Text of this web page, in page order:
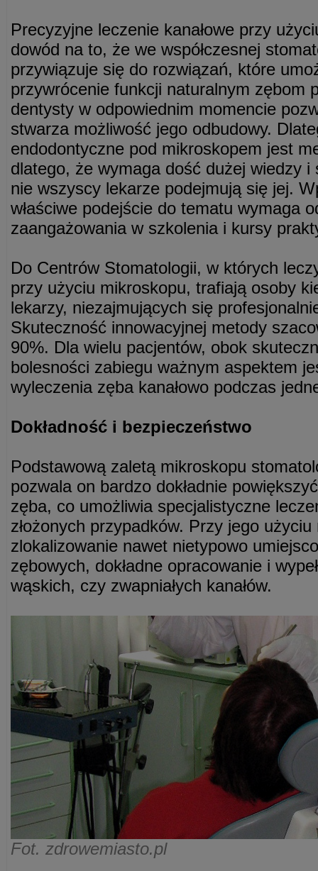
Precyzyjne leczenie kanałowe przy
dowód na to, że we współczesnej
przywiązuje się do rozwiązań, które
przywrócenie funkcji naturalnym zębom
dentysty w odpowiednim momencie
stwarza możliwość jego odbudowy.
endodontyczne pod mikroskopem jest
dlatego, że wymaga dość dużej wiedzy i
nie wszyscy lekarze podejmują się jej.
właściwe podejście do tematu wymaga
zaangażowania w szkolenia i kursy
Do Centrów Stomatologii, w których
przy użyciu mikroskopu, trafiają osoby
lekarzy, niezajmujących się
Skuteczność innowacyjnej metody
90%. Dla wielu pacjentów, obok
bolesności zabiegu ważnym aspektem
wyleczenia zęba kanałowo podczas
Dokładność i bezpieczeństwo
Podstawową zaletą mikroskopu
pozwala on bardzo dokładnie
zęba, co umożliwia specjalistyczne
złożonych przypadków. Przy jego
zlokalizowanie nawet nietypowo
zębowych, dokładne opracowanie i
wąskich, czy zwapniałych kanałów.
Fot. zdrowemiasto.pl